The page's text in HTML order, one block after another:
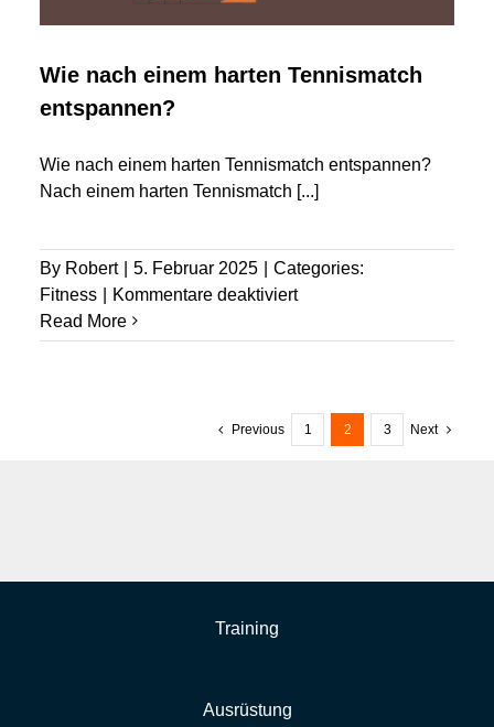
Wie nach einem harten Tennismatch
entspannen?
Wie nach einem harten Tennismatch entspannen?
Nach einem harten Tennismatch [...]
By Robert 5. Februar 2025
Categories:
Fitness
Kommentare deaktiviertfür
nach
Tennismatch
entspannen?
Read More
Previous 1 2 3 Next
Training
Ausrüstung